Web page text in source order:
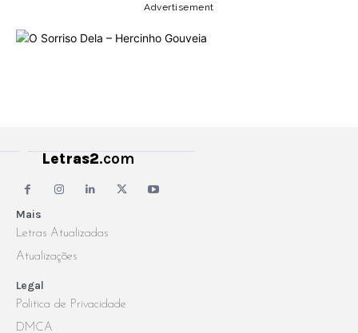
Advertisement
Mais
Letras Atualizadas
Atualizações
Legal
Politica de Privacidade
DMCA
Letras2.com